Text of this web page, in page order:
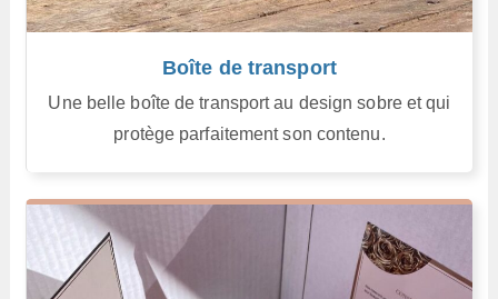
Boîte de transport
Une belle boîte de transport au design sobre et qui
protège parfaitement son contenu.